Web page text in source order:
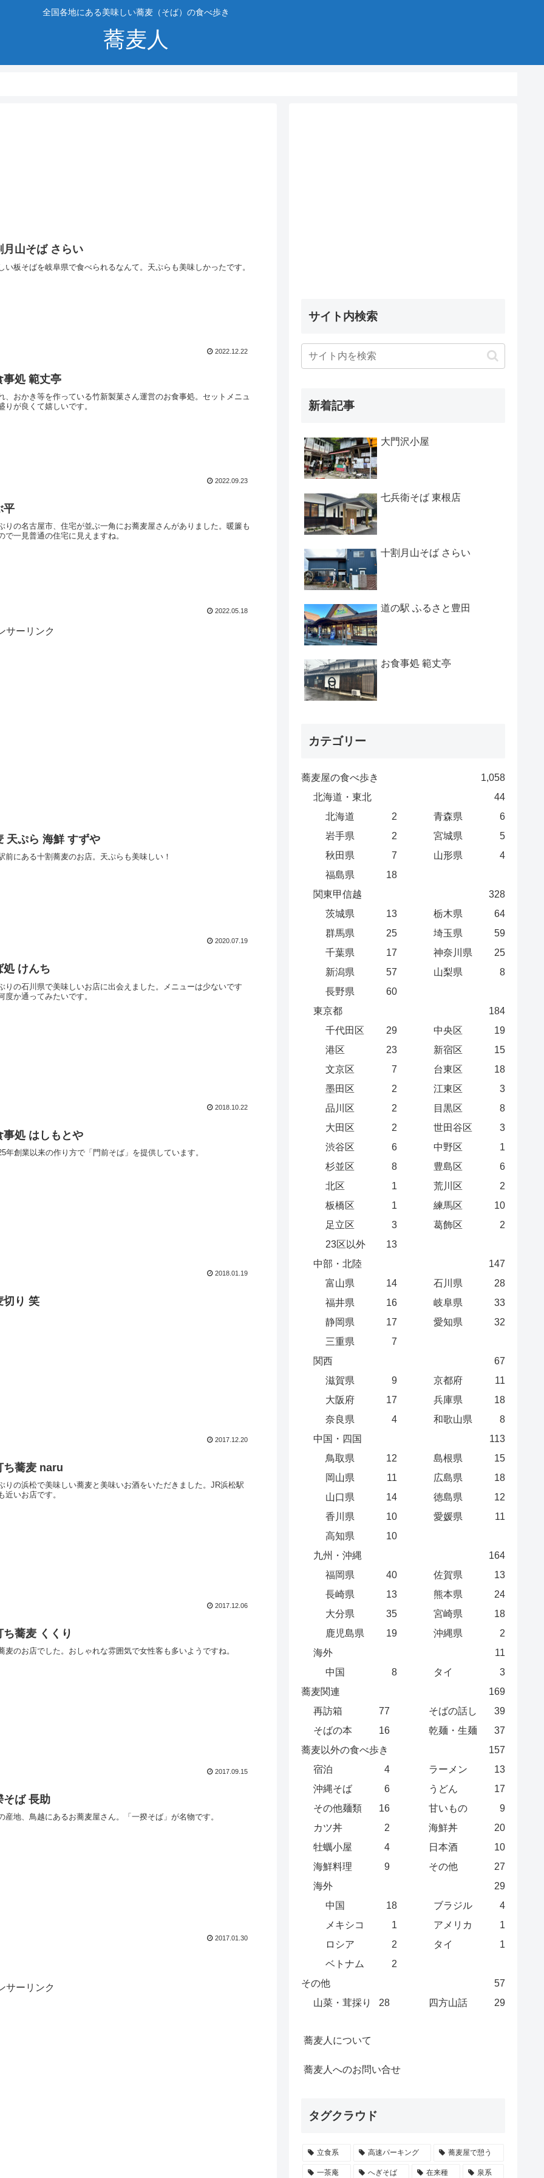
全国各地にある美味しい蕎麦（そば）の食べ歩き
蕎麦人
月山そば さらい
い板そばを岐阜県で食べられるなんて。天ぷらも美味しかったです。
2022.12.22
事処 範丈亭
、おかき等を作っている竹新製菓さん運営のお食事処。セットメニュ
りが良くて嬉しいです。
2022.09.23
平
りの名古屋市、住宅が並ぶ一角にお蕎麦屋さんがありました。暖簾も
で一見普通の住宅に見えますね。
2022.05.18
サーリンク
天ぷら 海鮮 すずや
前にある十割蕎麦のお店。天ぷらも美味しい！
2020.07.19
処 けんち
りの石川県で美味しいお店に出会えました。メニューは少ないです
度か通ってみたいです。
2018.10.22
事処 はしもとや
年創業以来の作り方で「門前そば」を提供しています。
2018.01.19
切り 笑
2017.12.20
ち蕎麦 naru
りの浜松で美味しい蕎麦と美味いお酒をいただきました。JR浜松駅
近いお店です。
2017.12.06
ち蕎麦 くくり
麦のお店でした。おしゃれな雰囲気で女性客も多いようですね。
2017.09.15
そば 長助
産地、鳥越にあるお蕎麦屋さん。「一揆そば」が名物です。
2017.01.30
サーリンク
サイト内検索
新着記事
大門沢小屋
七兵衛そば 東根店
十割月山そば さらい
道の駅 ふるさと豊田
お食事処 範丈亭
カテゴリー
蕎麦屋の食べ歩き
1,058
北海道・東北
44
北海道
2 青森県
6
岩手県
2 宮城県
5
秋田県
7 山形県
4
福島県
18
関東甲信越
328
茨城県
13 栃木県
64
群馬県
25 埼玉県
59
千葉県
17 神奈川県
25
新潟県
57 山梨県
8
長野県
60
東京都
184
千代田区
29 中央区
19
港区
23 新宿区
15
文京区
7 台東区
18
墨田区
2 江東区
3
品川区
2 目黒区
8
大田区
2 世田谷区
3
渋谷区
6 中野区
1
杉並区
8 豊島区
6
北区
1 荒川区
2
板橋区
1 練馬区
10
足立区
3 葛飾区
2
23区以外
13
中部・北陸
147
富山県
14 石川県
28
福井県
16 岐阜県
33
静岡県
17 愛知県
32
三重県
7
関西
67
滋賀県
9 京都府
11
大阪府
17 兵庫県
18
奈良県
4 和歌山県
8
中国・四国
113
鳥取県
12 島根県
15
岡山県
11 広島県
18
山口県
14 徳島県
12
香川県
10 愛媛県
11
高知県
10
九州・沖縄
164
福岡県
40 佐賀県
13
長崎県
13 熊本県
24
大分県
35 宮崎県
18
鹿児島県
19 沖縄県
2
海外
11
中国
8 タイ
3
蕎麦関連
169
再訪箱
77 そばの話し
39
そばの本
16 乾麺・生麺
37
蕎麦以外の食べ歩き
157
宿泊
4 ラーメン
13
沖縄そば
6 うどん
17
その他麺類
16 甘いもの
9
カツ丼
2 海鮮丼
20
牡蠣小屋
4 日本酒
10
海鮮料理
9 その他
27
海外
29
中国
18 ブラジル
4
メキシコ
1 アメリカ
1
ロシア
2 タイ
1
ベトナム
2
その他
57
山菜・茸採り
28 四方山話 29
蕎麦人について
蕎麦人へのお問い合せ
タグクラウド
立食系 高速パーキング 蕎麦屋で憩う
一茶庵 へぎそば 在来種 泉系